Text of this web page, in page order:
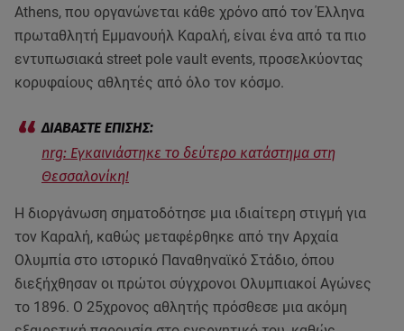
Athens, που οργανώνεται κάθε χρόνο από τον Έλληνα
πρωταθλητή Εμμανουήλ Καραλή, είναι ένα από τα πιο
εντυπωσιακά street pole vault events, προσελκύοντας
κορυφαίους αθλητές από όλο τον κόσμο.
nrg: Εγκαινιάστηκε το δεύτερο κατάστημα στη
Θεσσαλονίκη!
Η διοργάνωση σηματοδότησε μια ιδιαίτερη στιγμή για
τον Καραλή, καθώς μεταφέρθηκε από την Αρχαία
Ολυμπία στο ιστορικό Παναθηναϊκό Στάδιο, όπου
διεξήχθησαν οι πρώτοι σύγχρονοι Ολυμπιακοί Αγώνες
το 1896. Ο 25χρονος αθλητής πρόσθεσε μια ακόμη